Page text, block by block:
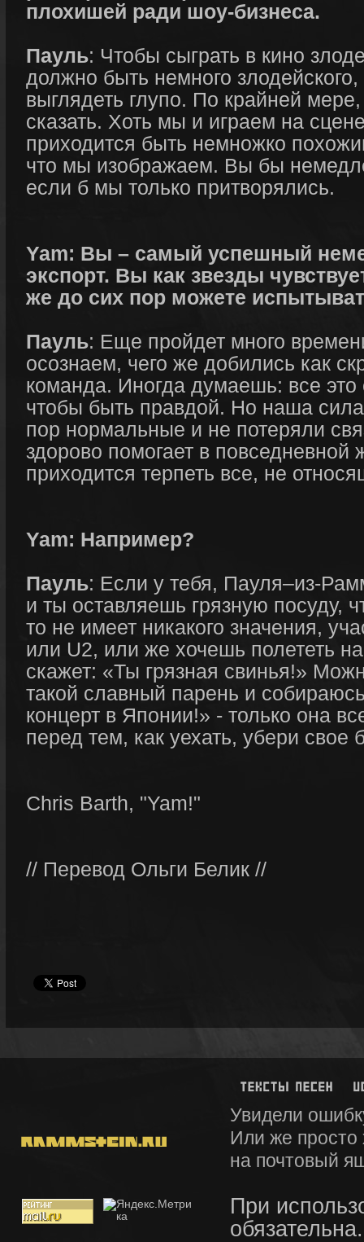
плохишей ради шоу-бизнеса.
Пауль: Чтобы сыграть в кино
должно быть немного
выглядеть глупо. По крайней
сказать. Хоть мы и играем на
приходится быть немножко
что мы изображаем. Вы бы
если б мы только притворялись.
Yam: Вы – самый успешный
экспорт. Вы как звезды
же до сих пор можете
Пауль: Еще пройдет много
осознаем, чего же добились как
команда. Иногда думаешь: все
чтобы быть правдой. Но наша
пор нормальные и не потеряли
здорово помогает в повседневной
приходится терпеть все, не
Yam: Например?
Пауль: Если у тебя, Пауля–из-
и ты оставляешь грязную посуду,
то не имеет никакого значения,
или U2, или же хочешь полететь
скажет: «Ты грязная свинья!»
такой славный парень и
концерт в Японии!» - только она
перед тем, как уехать, убери свое
Chris Barth, "Yam!"
// Перевод Ольги Белик //
Увидели
Или же просто
на почтовый
При